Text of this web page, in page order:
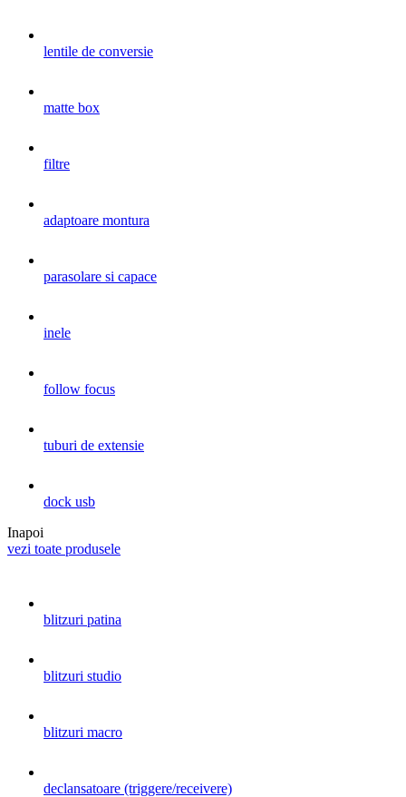
lentile de conversie
matte box
filtre
adaptoare montura
parasolare si capace
inele
follow focus
tuburi de extensie
dock usb
Inapoi
vezi toate produsele
blitzuri patina
blitzuri studio
blitzuri macro
declansatoare (triggere/receivere)